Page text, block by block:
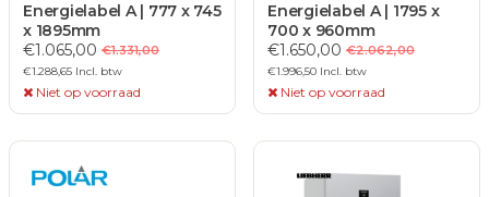
Energielabel A | 777 x 745
x 1895mm
€1.065,00 €1.331,00
€1.288,65 Incl. btw
Niet op voorraad
Energielabel A | 1795 x
700 x 960mm
€1.650,00 €2.062,00
€1.996,50 Incl. btw
Niet op voorraad